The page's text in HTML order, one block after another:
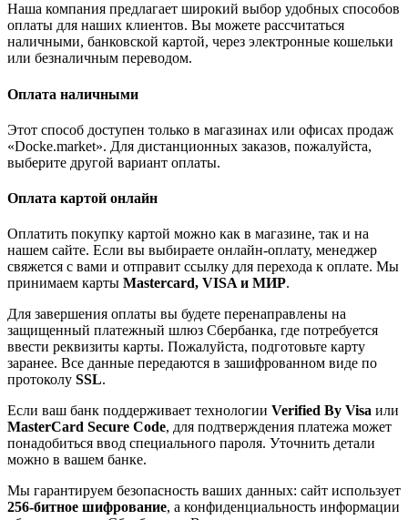
Наша компания предлагает широкий выбор удобных способов
оплаты для наших клиентов. Вы можете рассчитаться
наличными, банковской картой, через электронные кошельки
или безналичным переводом.
Оплата наличными
Этот способ доступен только в магазинах или офисах продаж
«Docke.market». Для дистанционных заказов, пожалуйста,
выберите другой вариант оплаты.
Оплата картой онлайн
Оплатить покупку картой можно как в магазине, так и на
нашем сайте. Если вы выбираете онлайн-оплату, менеджер
свяжется с вами и отправит ссылку для перехода к оплате. Мы
принимаем карты Mastercard, VISA и МИР.
Для завершения оплаты вы будете перенаправлены на
защищенный платежный шлюз Сбербанка, где потребуется
ввести реквизиты карты. Пожалуйста, подготовьте карту
заранее. Все данные передаются в зашифрованном виде по
протоколу SSL.
Если ваш банк поддерживает технологии Verified By Visa или
MasterCard Secure Code, для подтверждения платежа может
понадобиться ввод специального пароля. Уточнить детали
можно в вашем банке.
Мы гарантируем безопасность ваших данных: сайт использует
256-битное шифрование, а конфиденциальность информации